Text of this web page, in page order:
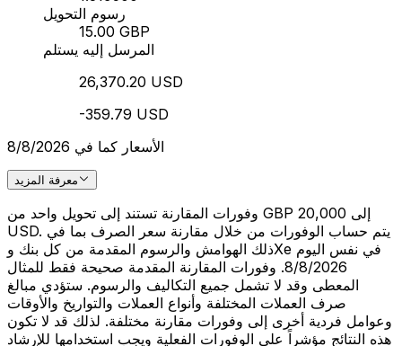
رسوم التحويل
15.00 GBP
المرسل إليه يستلم
26,370.20 USD
-359.79 USD
الأسعار كما في 8/8/2026
معرفة المزيد
وفورات المقارنة تستند إلى تحويل واحد من GBP 20,000 إلى
USD. يتم حساب الوفورات من خلال مقارنة سعر الصرف بما في
ذلك الهوامش والرسوم المقدمة من كل بنك وXe في نفس اليوم
8/8/2026. وفورات المقارنة المقدمة صحيحة فقط للمثال
المعطى وقد لا تشمل جميع التكاليف والرسوم. ستؤدي مبالغ
صرف العملات المختلفة وأنواع العملات والتواريخ والأوقات
وعوامل فردية أخرى إلى وفورات مقارنة مختلفة. لذلك قد لا تكون
هذه النتائج مؤشراً على الوفورات الفعلية ويجب استخدامها للإرشاد